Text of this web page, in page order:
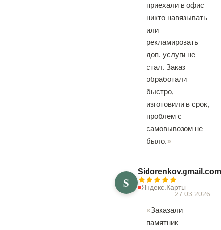
приехали в офис
никто навязывать
или
рекламировать
доп. услуги не
стал. Заказ
обработали
быстро,
изготовили в срок,
проблем с
самовывозом не
было.
S
Sidorenkov.gmail.com
Яндекс.Карты
27.03.2026
Заказали
памятник